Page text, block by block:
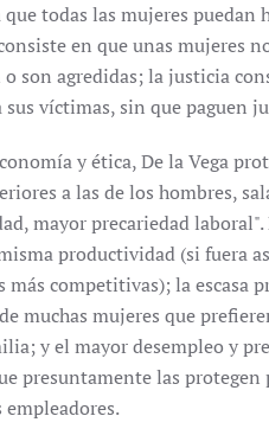
todas las mujeres puedan
en que unas mujeres
son agredidas; la justicia
víctimas, sin que paguen
y ética, De la Vega
a las de los hombres,
mayor precariedad
productividad (si fuera
competitivas); la escasa
muchas mujeres que
y el mayor desempleo y
presuntamente las
empleadores.